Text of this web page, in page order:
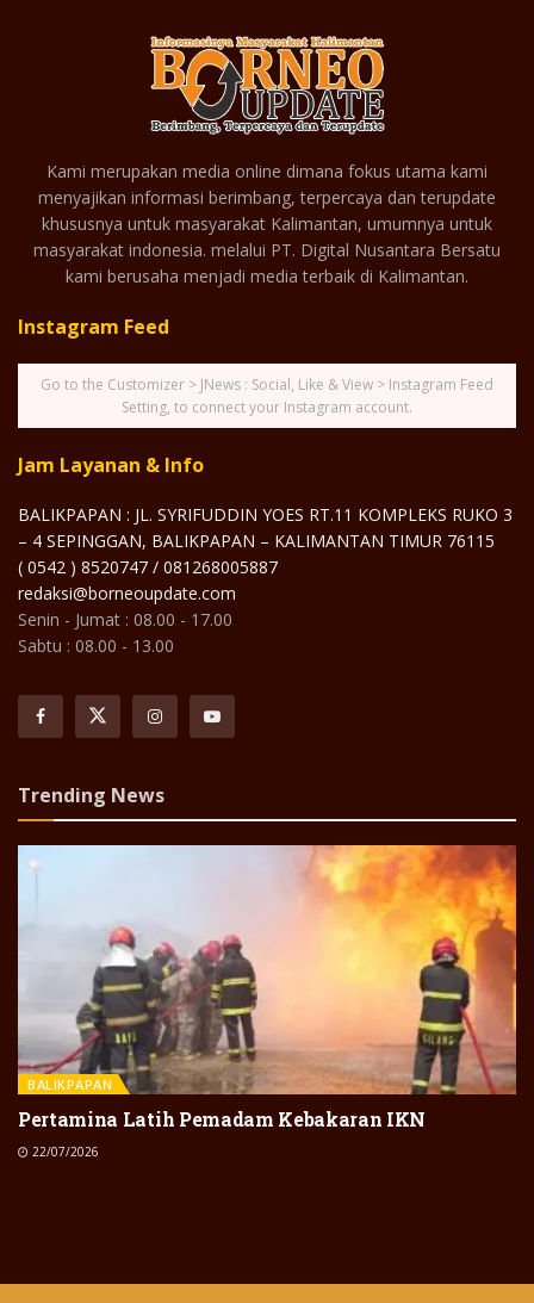
Kami merupakan media online dimana fokus utama kami
menyajikan informasi berimbang, terpercaya dan terupdate
khususnya untuk masyarakat Kalimantan, umumnya untuk
masyarakat indonesia. melalui PT. Digital Nusantara Bersatu
kami berusaha menjadi media terbaik di Kalimantan.
Instagram Feed
Go to the Customizer > JNews : Social, Like & View > Instagram Feed
Setting, to connect your Instagram account.
Jam Layanan & Info
BALIKPAPAN : JL. SYRIFUDDIN YOES RT.11 KOMPLEKS RUKO 3
– 4 SEPINGGAN, BALIKPAPAN – KALIMANTAN TIMUR 76115
( 0542 ) 8520747 / 081268005887
redaksi@borneoupdate.com
Senin - Jumat : 08.00 - 17.00
Sabtu : 08.00 - 13.00
Trending News
BALIKPAPAN
Pertamina Latih Pemadam Kebakaran IKN
22/07/2026